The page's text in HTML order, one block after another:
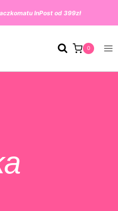
InPost od 399zł
0